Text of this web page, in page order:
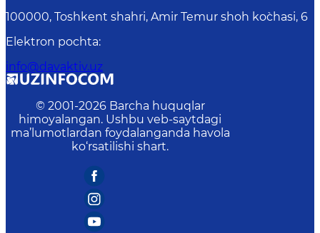
100000, Toshkent shahri, Amir Temur shoh ko`chasi, 6
Elektron pochta:
info@davaktiv.uz
© 2001-2026 Barcha huquqlar
himoyalangan. Ushbu veb-saytdagi
ma’lumotlardan foydalanganda havola
ko‘rsatilishi shart.